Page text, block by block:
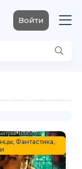
Войти
Фантастика,